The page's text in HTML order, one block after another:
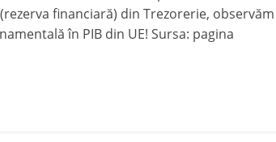
financiară) din Trezorerie, observăm
în PIB din UE! Sursa: pagina